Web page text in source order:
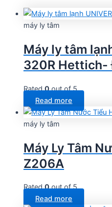
máy ly tâm
Máy ly tâm
320R Hettich-
Rated0out of 5
Read more
máy ly tâm
Máy Ly Tâm
Z206A
Rated0out of 5
Read more